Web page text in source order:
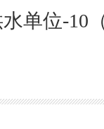
单位-10